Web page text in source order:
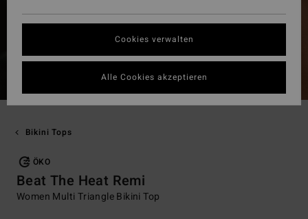
Bikini Tops
ÖKO
Beat The Heat Remi
Women Multi Triangle Bikini Top
Cookies verwalten
Alle Cookies akzeptieren